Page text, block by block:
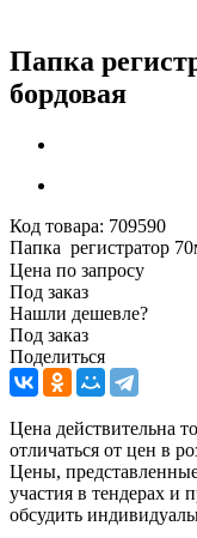
Папка
бордовая
Код товара: 709590
Папка регистратор
Цена по запросу
Под заказ
Нашли дешевле?
Под заказ
Поделиться
Цена действительна
отличаться от цен в
Цены,
участия в тендерах и
обсудить